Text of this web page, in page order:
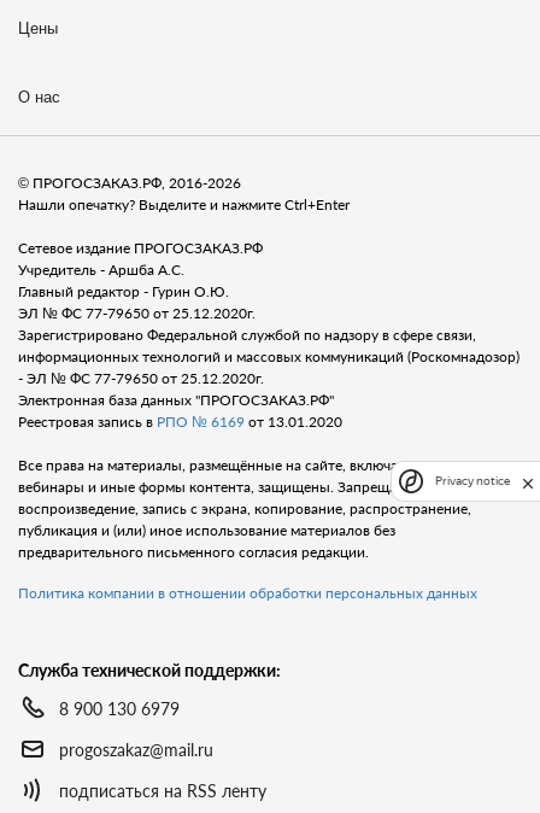
Цены
О нас
© ПРОГОСЗАКАЗ.РФ, 2016-2026
Нашли опечатку? Выделите и нажмите Ctrl+Enter
Сетевое издание ПРОГОСЗАКАЗ.РФ
Учредитель - Аршба А.С.
Главный редактор - Гурин О.Ю.
ЭЛ № ФС 77-79650 от 25.12.2020г.
Зарегистрировано Федеральной службой по надзору в сфере связи,
информационных технологий и массовых коммуникаций (Роскомнадозор)
- ЭЛ № ФС 77-79650 от 25.12.2020г.
Электронная база данных "ПРОГОСЗАКАЗ.РФ"
Реестровая запись в РПО № 6169 от 13.01.2020
Все права на материалы, размещённые на сайте, включая тексты, видео,
вебинары и иные формы контента, защищены. Запрещается любое
воспроизведение, запись с экрана, копирование, распространение,
публикация и (или) иное использование материалов без
предварительного письменного согласия редакции.
Политика компании в отношении обработки персональных данных
Служба технической поддержки:
8 900 130 6979
progoszakaz@mail.ru
подписаться на RSS ленту
Privacy notice